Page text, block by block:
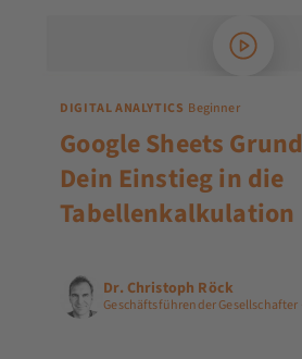
DIGITAL ANALYTICS Beginner
Google Sheets
Dein Einstieg in die
Tabellenkalkulation
Dr. Christoph Röck
Geschäftsführender Gesellschafter